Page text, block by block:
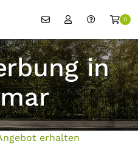
0
in
erhalten